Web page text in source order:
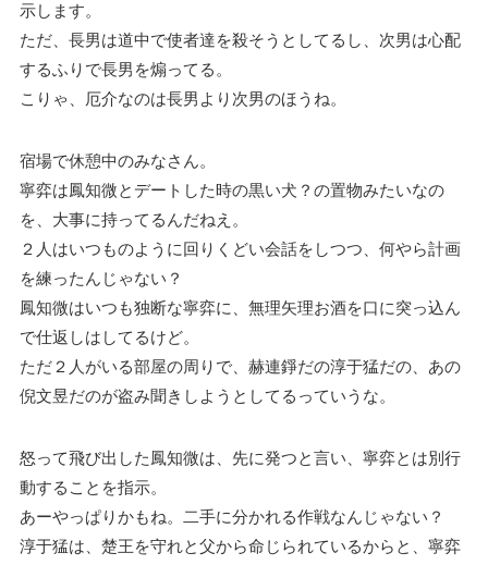
示します。
ただ、長男は道中で使者達を殺そうとしてるし、次男は心配
するふりで長男を煽ってる。
こりゃ、厄介なのは長男より次男のほうね。
宿場で休憩中のみなさん。
寧弈は鳳知微とデートした時の黒い犬？の置物みたいなの
を、大事に持ってるんだねえ。
２人はいつものように回りくどい会話をしつつ、何やら計画
を練ったんじゃない？
鳳知微はいつも独断な寧弈に、無理矢理お酒を口に突っ込ん
で仕返しはしてるけど。
ただ２人がいる部屋の周りで、赫連錚だの淳于猛だの、あの
倪文昱だのが盗み聞きしようとしてるっていうな。
怒って飛び出した鳳知微は、先に発つと言い、寧弈とは別行
動することを指示。
あーやっぱりかもね。二手に分かれる作戦なんじゃない？
淳于猛は、楚王を守れと父から命じられているからと、寧弈